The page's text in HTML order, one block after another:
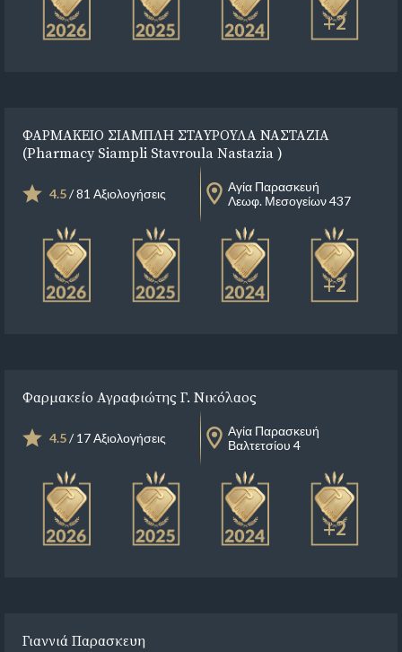
+2
ΦΑΡΜΑΚΕΙΟ ΣΙΑΜΠΛΗ ΣΤΑΥΡΟΥΛΑ ΝΑΣΤΑΖΙΑ
(Pharmacy Siampli Stavroula Nastazia )
4.5/ 81 Αξιολογήσεις
Αγία Παρασκευή
Λεωφ. Μεσογείων 437
+2
Φαρμακείο Αγραφιώτης Γ. Νικόλαος
4.5/ 17 Αξιολογήσεις
Αγία Παρασκευή
Βαλτετσίου 4
+2
Γιαννιά Παρασκευη